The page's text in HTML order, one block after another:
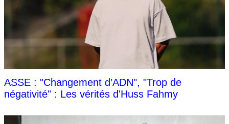
ASSE : "Changement d’ADN", "Trop de
négativité" : Les vérités d'Huss Fahmy